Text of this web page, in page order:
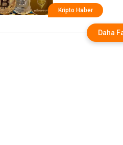
bir şirketin belirli
gelişme, hem
Kripto Haber
Daha